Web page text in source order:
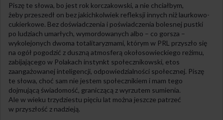
Piszę te słowa, bo jest rok korczakowski, a nie chciałbym,
żeby przeszedł on bez jakichkolwiek refleksji innych niż laurkowo-
cukierkowe. Bez doświadczenia i poświadczenia bolesnej pustki
po ludziach umarłych, wymordowanych albo – co gorsza –
wykolejonych dwoma totalitaryzmami, którym w PRL przyszło się
na ogół pogodzić z duszną atmosferą okołosowieckiego reżimu,
zabijającego w Polakach instynkt społecznikowski, etos
zaangażowanej inteligencji, odpowiedzialności społecznej. Piszę
te słowa, choć sam nie jestem społecznikiem i mam tego
dojmującą świadomość, graniczącą z wyrzutem sumienia.
Ale w wieku trzydziestu pięciu lat można jeszcze patrzeć
w przyszłość z nadzieją.